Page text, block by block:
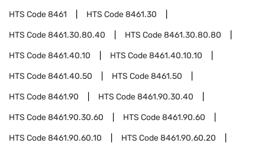
HTS Code8461 HTS Code8461.30
HTS Code8461.30.80.40 HTS Code8461.30.80.80
HTS Code8461.40.10 HTS Code8461.40.10.10
HTS Code8461.40.50 HTS Code8461.50
HTS Code8461.90 HTS Code8461.90.30.40
HTS Code8461.90.30.60 HTS Code8461.90.60
HTS Code8461.90.60.10 HTS Code8461.90.60.20